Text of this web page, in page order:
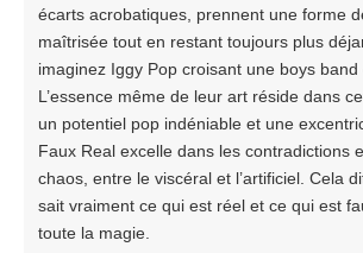
écarts acrobatiques, prennent une forme
maîtrisée tout en restant toujours plus
imaginez Iggy Pop croisant une boys band
L’essence même de leur art réside dans
un potentiel pop indéniable et une
Faux Real excelle dans les contradictions
chaos, entre le viscéral et l’artificiel. Cela
sait vraiment ce qui est réel et ce qui est
toute la magie.